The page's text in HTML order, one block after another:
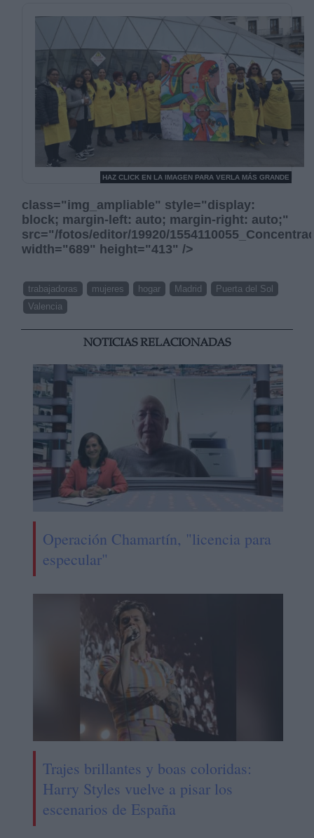
HAZ CLICK EN LA IMAGEN PARA VERLA MÁS GRANDE
class="img_ampliable" style="display:
block; margin-left: auto; margin-right: auto;"
src="/fotos/editor/19920/
width="689" height="413" />
trabajadoras mujeres hogar Madrid
Puerta del Sol
Valencia
NOTICIAS RELACIONADAS
Operación Chamartín, "licencia para
especular"
Trajes brillantes y boas coloridas:
Harry Styles vuelve a pisar los
escenarios de España